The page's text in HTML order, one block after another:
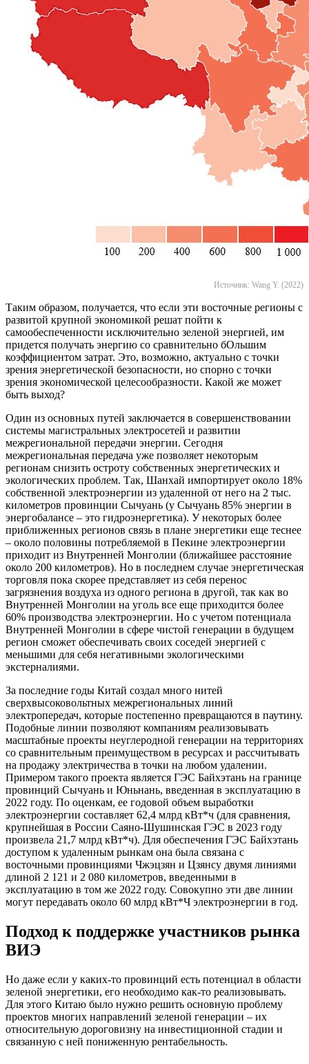
Источник: Wang Y. (2022)
Таким образом, получается, что если эти восточные регионы с
развитой крупной экономикой решат пойти к
самообеспеченности исключительно зеленой энергией, им
придется получать энергию со сравнительно бОльшим
коэффициентом затрат. Это, возможно, актуально с точки
зрения энергетической безопасности, но спорно с точки
зрения экономической целесообразности. Какой же может
быть выход?
Один из основных путей заключается в совершенствовании
системы магистральных электросетей и развитии
межрегиональной передачи энергии. Сегодня
межрегиональная передача уже позволяет некоторым
регионам снизить остроту собственных энергетических и
экологических проблем. Так, Шанхай импортирует около 18%
собственной электроэнергии из удаленной от него на 2 тыс.
километров провинции Сычуань (у Сычуань 85% энергии в
энергобалансе – это гидроэнергетика). У некоторых более
приближенных регионов связь в плане энергетики еще теснее
– около половины потребляемой в Пекине электроэнергии
приходит из Внутренней Монголии (ближайшее расстояние
около 200 километров). Но в последнем случае энергетическая
торговля пока скорее представляет из себя перенос
загрязнения воздуха из одного региона в другой, так как во
Внутренней Монголии на уголь все еще приходится более
60% производства электроэнергии. Но с учетом потенциала
Внутренней Монголии в сфере чистой генерации в будущем
регион сможет обеспечивать своих соседей энергией с
меньшими для себя негативными экологическими
экстерналиями.
За последние годы Китай создал много нитей
сверхвысоковольтных межрегиональных линий
электропередач, которые постепенно превращаются в паутину.
Подобные линии позволяют компаниям реализовывать
масштабные проекты неуглеродной генерации на территориях
со сравнительным преимуществом в ресурсах и рассчитывать
на продажу электричества в точки на любом удалении.
Примером такого проекта является ГЭС Байхэтань на границе
провинций Сычуань и Юньнань, введенная в эксплуатацию в
2022 году. По оценкам, ее годовой объем выработки
электроэнергии составляет 62,4 млрд кВт*ч (для сравнения,
крупнейшая в России Саяно-Шушинская ГЭС в 2023 году
произвела 21,7 млрд кВт*ч). Для обеспечения ГЭС Байхэтань
доступом к удаленным рынкам она была связана с
восточными провинциями Чжэцзян и Цзянсу двумя линиями
длиной 2 121 и 2 080 километров, введенными в
эксплуатацию в том же 2022 году. Совокупно эти две линии
могут передавать около 60 млрд кВт*Ч электроэнергии в год.
Подход к поддержке участников рынка
ВИЭ
Но даже если у каких-то провинций есть потенциал в области
зеленой энергетики, его необходимо как-то реализовывать.
Для этого Китаю было нужно решить основную проблему
проектов многих направлений зеленой генерации – их
относительную дороговизну на инвестиционной стадии и
связанную с ней пониженную рентабельность.